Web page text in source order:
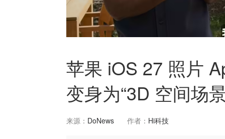
苹果 iOS 27 照片
变身为“3D 空间场
来源： DoNews 作者： Hi科技